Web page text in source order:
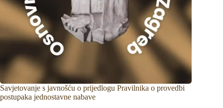
Savjetovanje s javnošću o prijedlogu Pravilnika o provedbi
postupaka jednostavne nabave